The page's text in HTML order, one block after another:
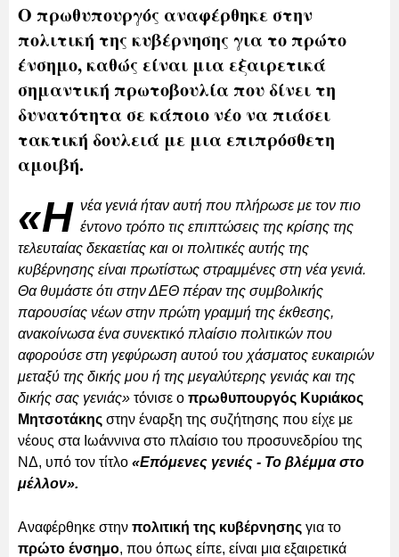
Ο πρωθυπουργός αναφέρθηκε στην
πολιτική της κυβέρνησης για το πρώτο
ένσημο, καθώς είναι μια εξαιρετικά
σημαντική πρωτοβουλία που δίνει τη
δυνατότητα σε κάποιο νέο να πιάσει
τακτική δουλειά με μια επιπρόσθετη
αμοιβή.
«Η νέα γενιά ήταν αυτή που πλήρωσε με τον πιο
έντονο τρόπο τις επιπτώσεις της κρίσης της
τελευταίας δεκαετίας και οι πολιτικές αυτής της
κυβέρνησης είναι πρωτίστως στραμμένες στη νέα γενιά.
Θα θυμάστε ότι στην ΔΕΘ πέραν της συμβολικής
παρουσίας νέων στην πρώτη γραμμή της έκθεσης,
ανακοίνωσα ένα συνεκτικό πλαίσιο πολιτικών που
αφορούσε στη γεφύρωση αυτού του χάσματος ευκαιριών
μεταξύ της δικής μου ή της μεγαλύτερης γενιάς και της
δικής σας γενιάς» τόνισε ο πρωθυπουργός Κυριάκος
Μητσοτάκης στην έναρξη της συζήτησης που είχε με
νέους στα Ιωάννινα στο πλαίσιο του προσυνεδρίου της
ΝΔ, υπό τον τίτλο «Επόμενες γενιές - Το βλέμμα στο
μέλλον».
Αναφέρθηκε στην πολιτική της κυβέρνησης για το
πρώτο ένσημο, που όπως είπε, είναι μια εξαιρετικά